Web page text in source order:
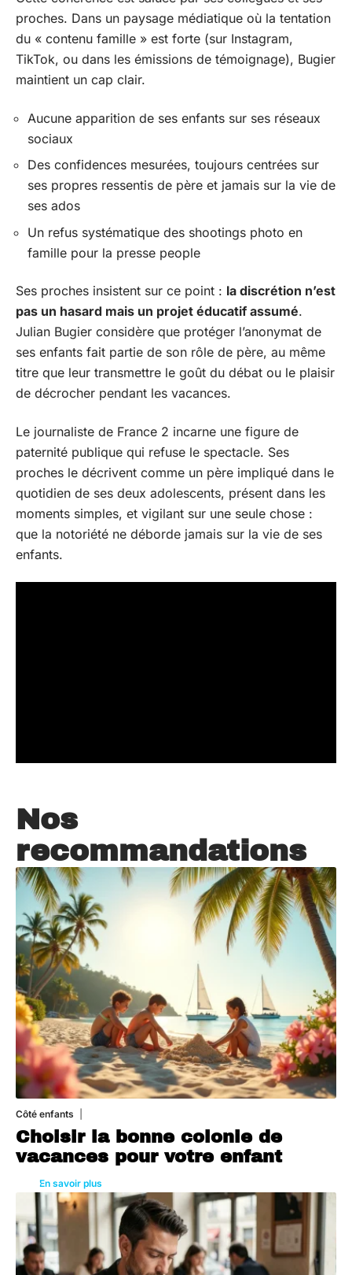
proches. Dans un paysage médiatique où la tentation
du « contenu famille » est forte (sur Instagram,
TikTok, ou dans les émissions de témoignage), Bugier
maintient un cap clair.
Aucune apparition de ses enfants sur ses réseaux
sociaux
Des confidences mesurées, toujours centrées sur
ses propres ressentis de père et jamais sur la vie de
ses ados
Un refus systématique des shootings photo en
famille pour la presse people
Ses proches insistent sur ce point : la discrétion n’est
pas un hasard mais un projet éducatif assumé.
Julian Bugier considère que protéger l’anonymat de
ses enfants fait partie de son rôle de père, au même
titre que leur transmettre le goût du débat ou le plaisir
de décrocher pendant les vacances.
Le journaliste de France 2 incarne une figure de
paternité publique qui refuse le spectacle. Ses
proches le décrivent comme un père impliqué dans le
quotidien de ses deux adolescents, présent dans les
moments simples, et vigilant sur une seule chose :
que la notoriété ne déborde jamais sur la vie de ses
enfants.
Nos
recommandations
Côté enfants
Choisir la bonne colonie de
vacances pour votre enfant
En savoir plus